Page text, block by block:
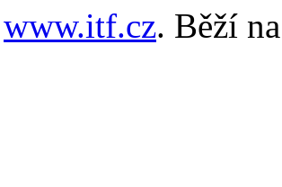
www.itf.cz. Běží